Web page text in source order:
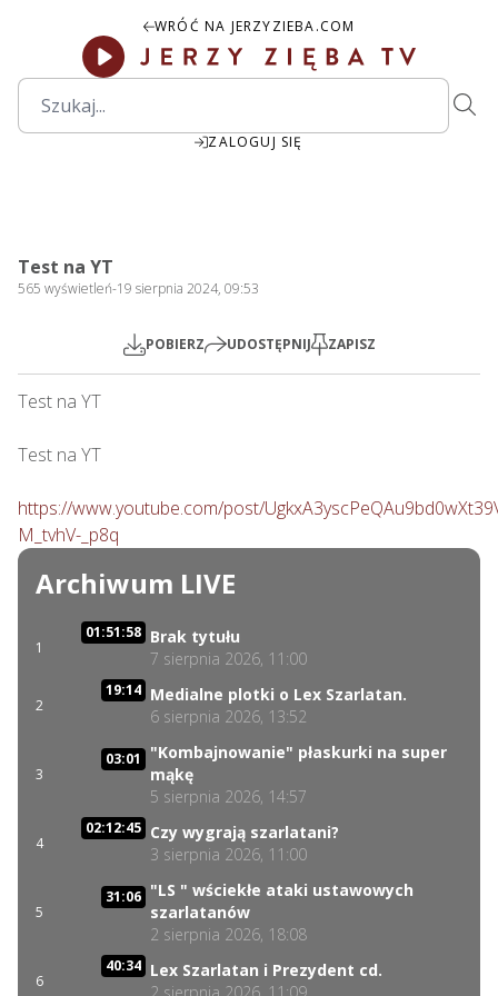
WRÓĆ NA JERZYZIEBA.COM
ZALOGUJ SIĘ
Test na YT
565 wyświetleń-19 sierpnia 2024, 09:53
POBIERZ UDOSTĘPNIJ ZAPISZ
Test na YT
Test na YT
https://www.youtube.com/post/
M_tvhV-_p8q
Archiwum LIVE
1
01:51:58 Brak tytułu
7 sierpnia 2026, 11:00
2
19:14 Medialne plotki o Lex Szarlatan.
6 sierpnia 2026, 13:52
3
03:01
"Kombajnowanie" płaskurki na super
mąkę
5 sierpnia 2026, 14:57
4
02:12:45 Czy wygrają szarlatani?
3 sierpnia 2026, 11:00
5
31:06 "LS " wściekłe ataki ustawowych
szarlatanów
2 sierpnia 2026, 18:08
6
40:34 Lex Szarlatan i Prezydent cd.